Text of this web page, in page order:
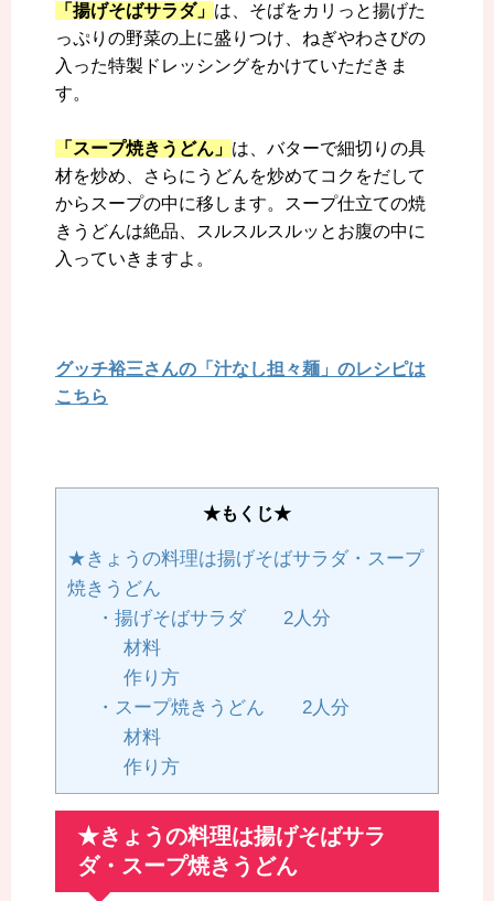
「揚げそばサラダ」 は、そばをカリっと揚げた
っぷりの野菜の上に盛りつけ、ねぎやわさびの
入った特製ドレッシングをかけていただきま
す。
「スープ焼きうどん」 は、バターで細切りの具
材を炒め、さらにうどんを炒めてコクをだして
からスープの中に移します。スープ仕立ての焼
きうどんは絶品、スルスルスルッとお腹の中に
入っていきますよ 。
グッチ裕三さんの「汁なし担々麺」のレシピは
こちら
★もくじ★
★きょうの料理は揚げそばサラダ・スープ
焼きうどん
・揚げそばサラダ 2人分
材料
作り方
・スープ焼きうどん 2人分
材料
作り方
★きょうの料理は揚げそばサラ
ダ・スープ焼きうどん